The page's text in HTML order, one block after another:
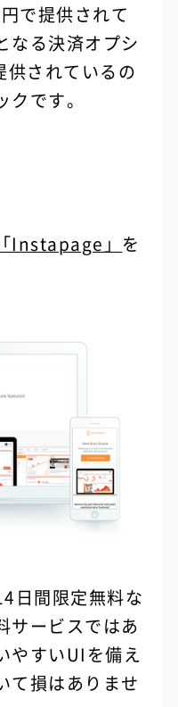
で提供されて
なる決済オプシ
供されているの
です。
「Instapage」 を
日間限定無料な
サービスではあ
やすいUIを備え
て損はありませ